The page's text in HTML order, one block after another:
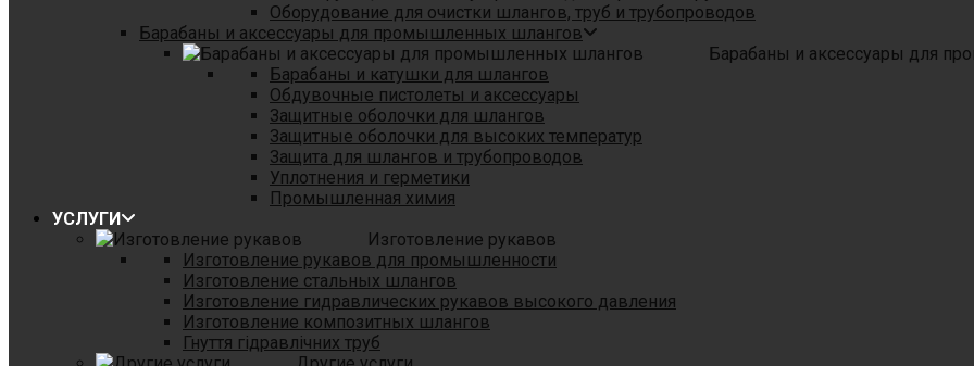
Оборудование для очистки шлангов, труб и трубопроводов
Барабаны и аксессуары для промышленных шлангов
Барабаны и аксессуары для
Барабаны и катушки для шлангов
Обдувочные пистолеты и аксессуары
Защитные оболочки для шлангов
Защитные оболочки для высоких температур
Защита для шлангов и трубопроводов
Уплотнения и герметики
Промышленная химия
УСЛУГИ
Изготовление рукавов
Изготовление рукавов для промышленности
Изготовление стальных шлангов
Изготовление гидравлических рукавов высокого давления
Изготовление композитных шлангов
Гнуття гідравлічних труб